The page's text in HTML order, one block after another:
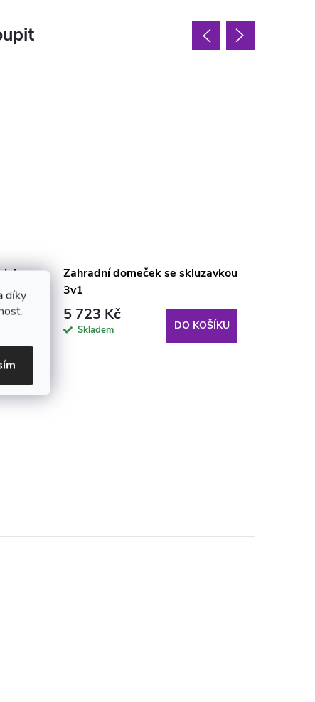
díky
Zahradní domeček se skluzavkou
3v1
5 723 Kč
Skladem DO KOŠÍKU